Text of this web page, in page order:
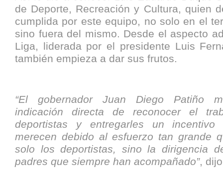
de Deporte, Recreación y Cultura, quien
cumplida por este equipo, no solo en el
sino fuera del mismo. Desde el aspecto
Liga, liderada por el presidente Luis
también empieza a dar sus frutos.
“El gobernador Juan Diego Patiño
indicación directa de reconocer el
deportistas y entregarles un
merecen debido al esfuerzo tan grande
solo los deportistas, sino la dirigencia
padres que siempre han acompañado”,